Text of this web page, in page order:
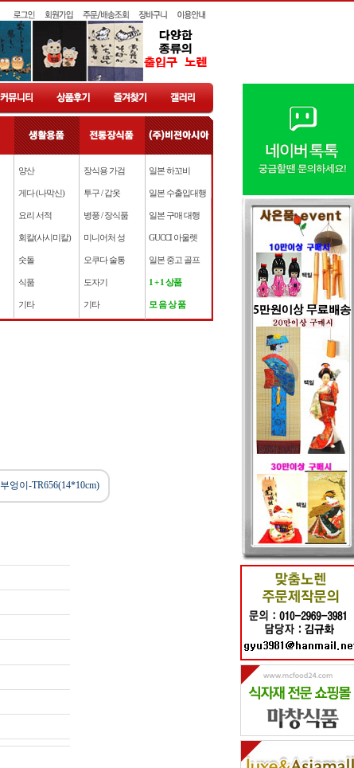
양산
게다 (나막신)
요리 서적
회칼(사시미칼)
숫돌
식품
기타
장식용 가검
투구 / 갑옷
병풍 / 장식품
미니어처 성
오쿠다 술통
도자기
기타
일본 하꼬비
일본 수출입대행
일본 구매 대행
GUCCI 아울렛
일본 중고 골프
1 + 1 상품
모 음 상 품
부엉이-TR656(14*10cm)